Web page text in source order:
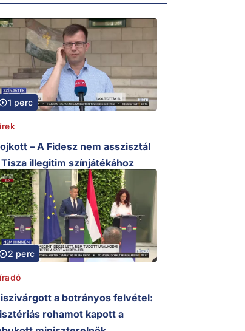
1 perc
– A Fidesz nem asszisztál
Tisza illegitim színjátékához
2 perc
a botrányos felvétel:
rohamot kapott a